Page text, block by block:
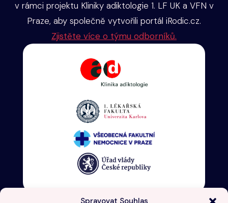
Spravovat Souhlas
v rámci projektu Kliniky adiktologie 1. LF UK a VFN v
Praze, aby společně vytvořili portál iRodic.cz.
Zjistěte více o týmu odborníků.